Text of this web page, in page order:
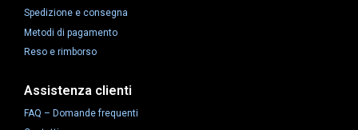
Spedizione e consegna
Metodi di pagamento
Reso e rimborso
Assistenza clienti
FAQ – Domande frequenti